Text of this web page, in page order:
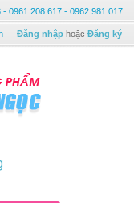
- 0961 208 617 - 0962 981 017
Đăng nhập hoặc Đăng ký